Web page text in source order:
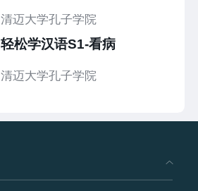
清迈大学孔子学院
轻松学汉语S1-看病
清迈大学孔子学院